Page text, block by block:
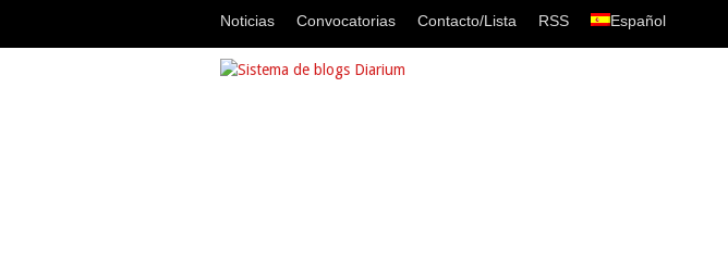
Noticias Convocatorias Contacto/Lista RSS Español